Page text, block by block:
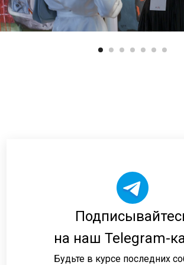
на наш Telegram-
Будьте в курсе последних